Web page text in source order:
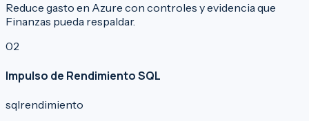
Reduce gasto en Azure con controles y evidencia que
Finanzas pueda respaldar.
02
Impulso de Rendimiento SQL
sqlrendimiento